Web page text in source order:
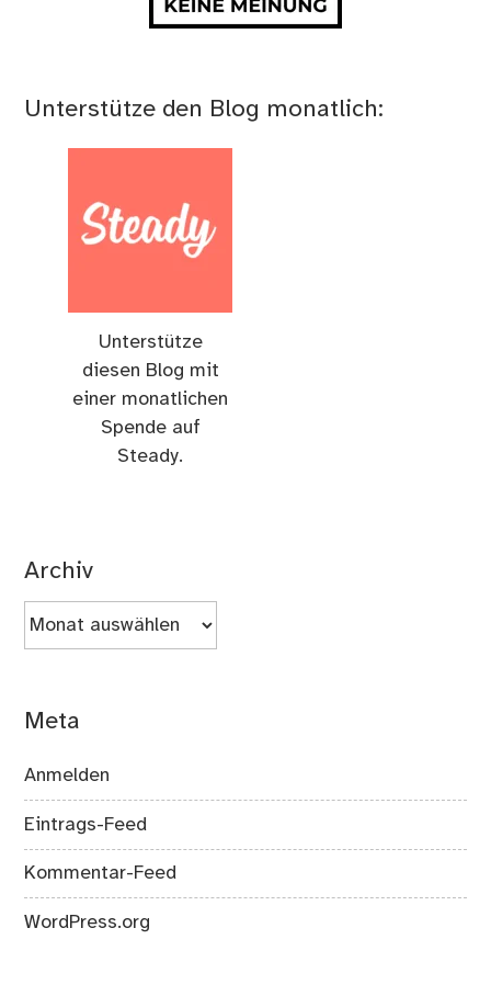
Unterstütze den Blog monatlich:
Unterstütze
diesen Blog mit
einer monatlichen
Spende auf
Steady.
Archiv
Archiv
Meta
Anmelden
Eintrags-Feed
Kommentar-Feed
WordPress.org